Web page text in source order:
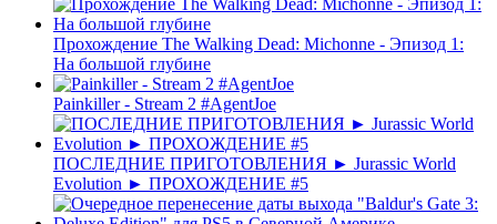
Прохождение The Walking Dead: Michonne - Эпизод 1:
На большой глубине
Painkiller - Stream 2 #AgentJoe
ПОСЛЕДНИЕ ПРИГОТОВЛЕНИЯ ► Jurassic World
Evolution ► ПРОХОЖДЕНИЕ #5